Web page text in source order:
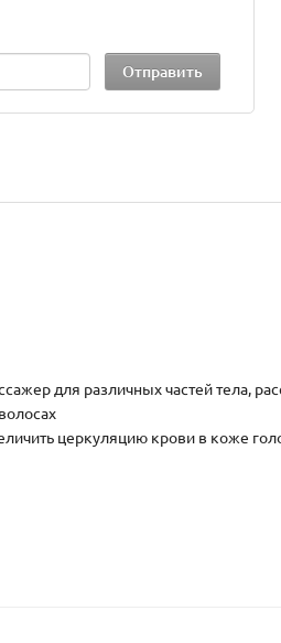
для различных частей тела,
церкуляцию крови в коже